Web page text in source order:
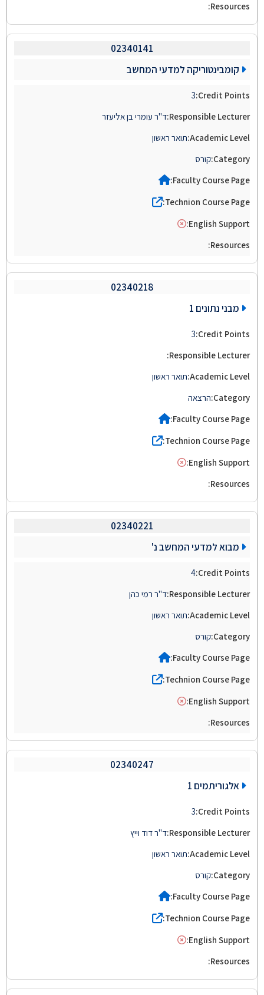
02340141
קומבינטוריקה למדעי המחשב
3
ד"ר עומרי בן אליעזר
תואר ראשון
קורס
02340218
מבני נתונים 1
3
תואר ראשון
הרצאה
02340221
מבוא למדעי המחשב נ'
4
ד"ר רמי כהן
תואר ראשון
קורס
02340247
אלגוריתמים 1
3
ד"ר דוד וייץ
תואר ראשון
קורס